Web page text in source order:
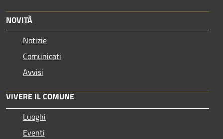
NOVITÀ
Notizie
Comunicati
Avvisi
VIVERE IL COMUNE
Luoghi
Eventi